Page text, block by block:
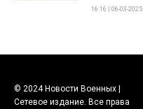
16:16 | 06-03-2025
© 2024 Новости Военных |
Сетевое издание. Все права